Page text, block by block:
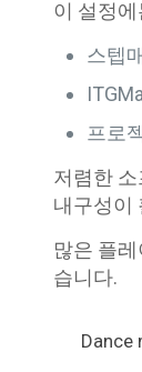
이 설정
스텝
프로
저렴한
내구성이
많은 플
습니다.
Dance